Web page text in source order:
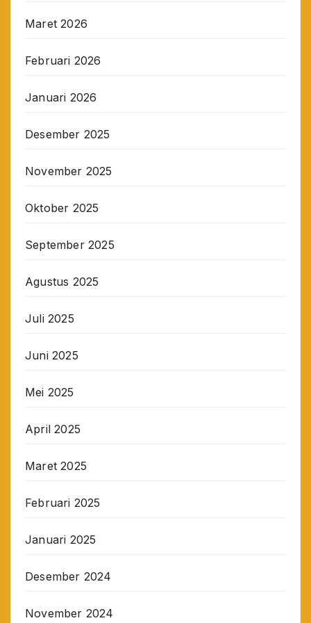
Maret 2026
Februari 2026
Januari 2026
Desember 2025
November 2025
Oktober 2025
September 2025
Agustus 2025
Juli 2025
Juni 2025
Mei 2025
April 2025
Maret 2025
Februari 2025
Januari 2025
Desember 2024
November 2024